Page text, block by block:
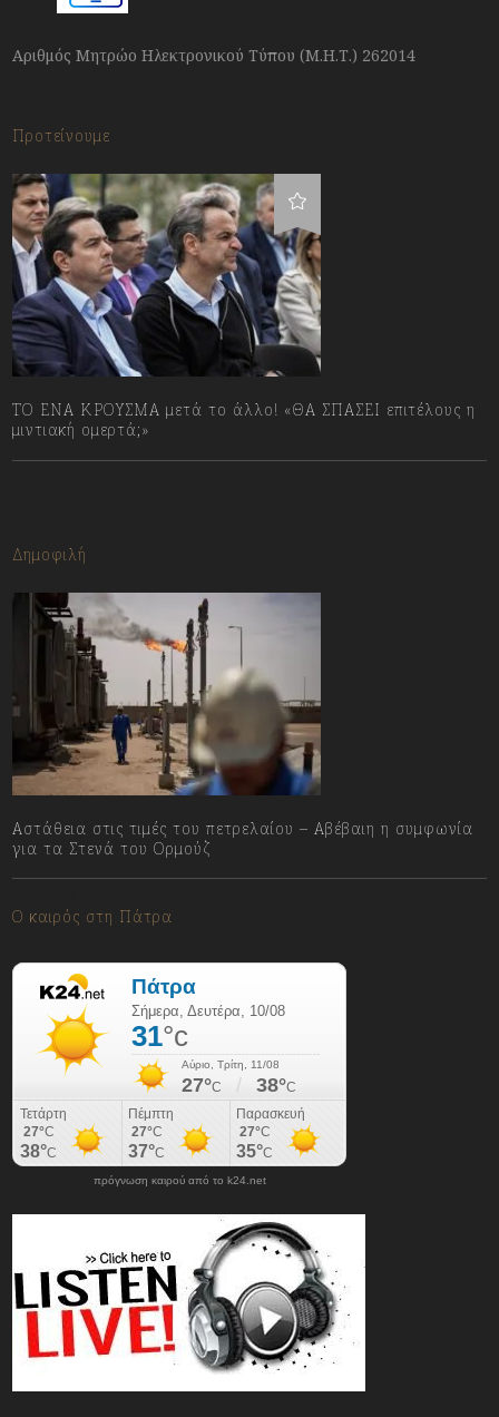
Αριθμός Μητρώο Ηλεκτρονικού Τύπου (Μ.Η.Τ.) 262014
Προτείνουμε
ΤΟ ΕΝΑ ΚΡΟΥΣΜΑ μετά το άλλο! «ΘΑ ΣΠΑΣΕΙ επιτέλους η
μιντιακή ομερτά;»
Δημοφιλή
Αστάθεια στις τιμές του πετρελαίου – Αβέβαιη η συμφωνία
για τα Στενά του Ορμούζ
Ο καιρός στη Πάτρα
πρόγνωση καιρού από το k24.net